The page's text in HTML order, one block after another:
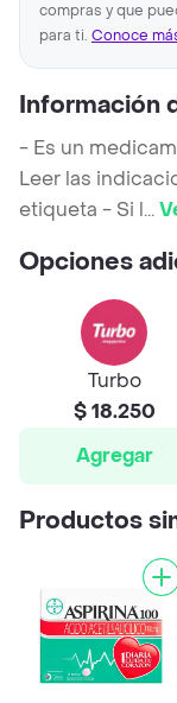
compras y que
para ti. Conoce
Información
- Es un
Leer las
etiqueta - Si l...
Opciones
Turbo
$ 18.250
Agregar
Productos